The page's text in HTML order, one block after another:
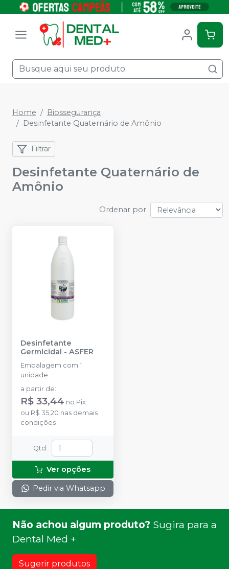
Home
Biossegurança
Desinfetante Quaternário de Amônio
Filtrar
Desinfetante Quaternário de
Amônio
Ordenar por
Desinfetante
Germicidal - ASFER
Embalagem com 1
unidade.
a partir de:
R$ 33,44 no Pix
ou R$ 35,20 nas demais
condições
Qtd :
Ver opções
Pedir via Whatsapp
Não achou algum produto? Sugira para a
Dental Med +
Sugerir produtos